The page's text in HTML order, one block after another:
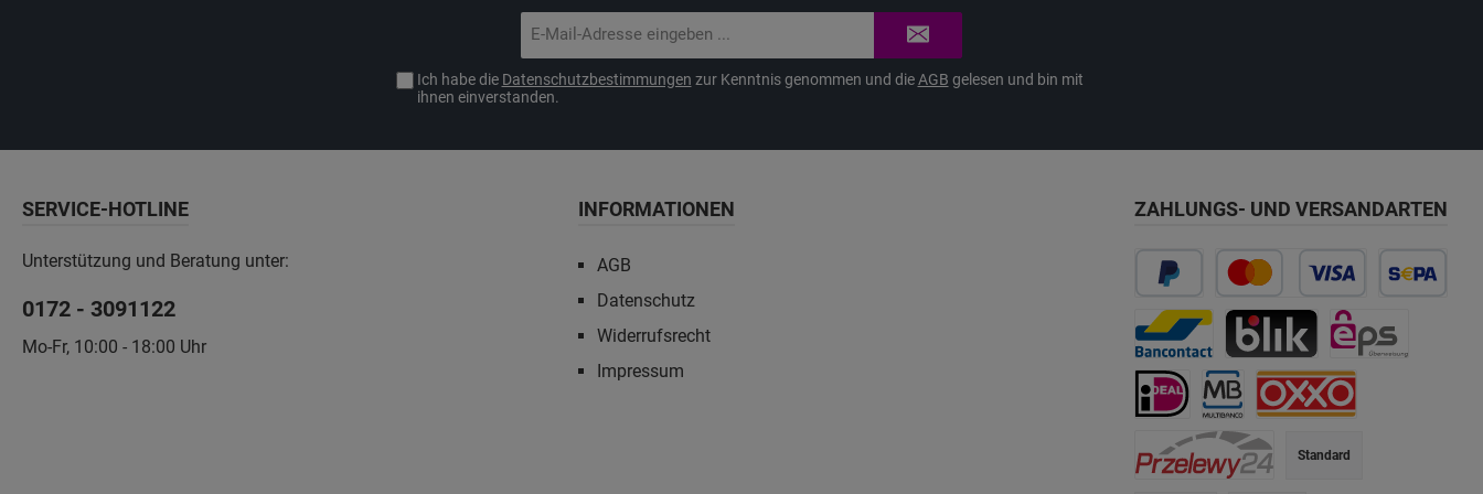
Mail-
Adresse*
Ich habe die Datenschutzbestimmungen zur Kenntnis genommen und dieAGB gelesen und bin mit
ihnen einverstanden.
SERVICE-HOTLINE
Unterstützung und Beratung unter:
0172 - 3091122
Mo-Fr, 10:00 - 18:00 Uhr
INFORMATIONEN
AGB
Datenschutz
Widerrufsrecht
Impressum
ZAHLUNGS- UND VERSANDARTEN
Standard